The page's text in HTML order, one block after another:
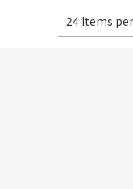
24 Items